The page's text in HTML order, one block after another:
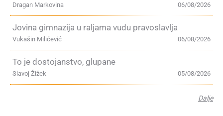
06/08/2026
Dragan Markovina
Jovina gimnazija u raljama vudu pravoslavlja
06/08/2026
Vukašin Milićević
To je dostojanstvo, glupane
05/08/2026
Slavoj Žižek
Dalje